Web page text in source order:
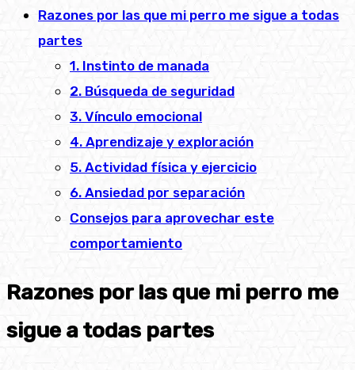
Razones por las que mi perro me sigue a todas
partes
1. Instinto de manada
2. Búsqueda de seguridad
3. Vínculo emocional
4. Aprendizaje y exploración
5. Actividad física y ejercicio
6. Ansiedad por separación
Consejos para aprovechar este
comportamiento
Razones por las que mi perro me
sigue a todas partes